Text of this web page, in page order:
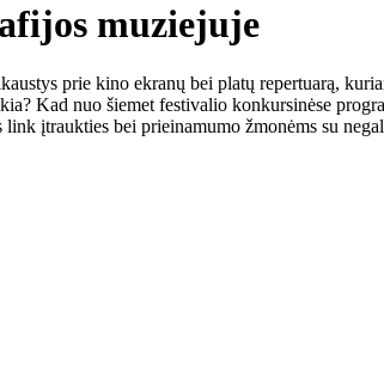
muziejuje
prie kino ekranų bei platų repertuarą,
Kad nuo šiemet festivalio konkursinėse
įtraukties bei prieinamumo žmonėms su